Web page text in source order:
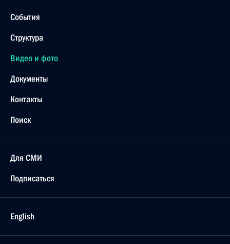
События
Структура
Видео и фото
Документы
Контакты
Поиск
Для СМИ
Подписаться
English